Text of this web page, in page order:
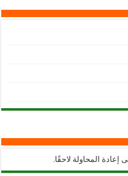
المحاولة لاحقًا.